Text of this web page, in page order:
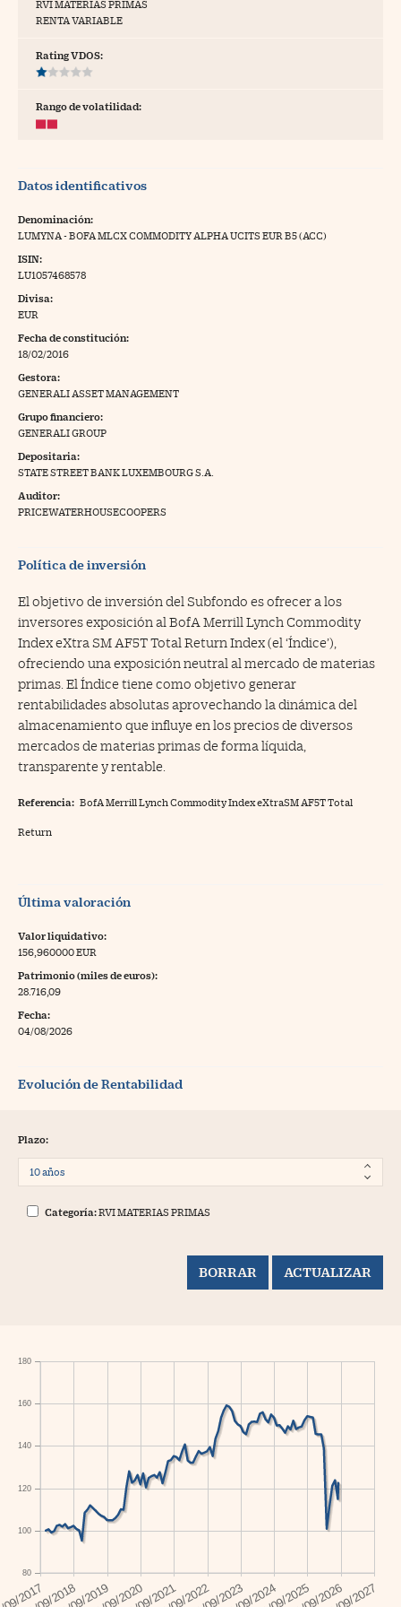
Pyme
Trading
a Cinco Días
RVI MATERIAS PRIMAS
RENTA VARIABLE
Rating VDOS:
Rango de volatilidad:
Datos identificativos
Denominación:
LUMYNA - BOFA MLCX COMMODITY ALPHA UCITS EUR B5 (ACC)
ISIN:
LU1057468578
Divisa:
EUR
Fecha de constitución:
18/02/2016
Gestora:
GENERALI ASSET MANAGEMENT
Grupo financiero:
GENERALI GROUP
Depositaria:
STATE STREET BANK LUXEMBOURG S.A.
Auditor:
PRICEWATERHOUSECOOPERS
Política de inversión
El objetivo de inversión del Subfondo es ofrecer a los
inversores exposición al BofA Merrill Lynch Commodity
Index eXtra SM AF5T Total Return Index (el ‘Índice’),
ofreciendo una exposición neutral al mercado de materias
primas. El Índice tiene como objetivo generar
rentabilidades absolutas aprovechando la dinámica del
almacenamiento que influye en los precios de diversos
mercados de materias primas de forma líquida,
transparente y rentable.
Referencia: BofA Merrill Lynch Commodity Index eXtraSM AF5T Total
Return
Última valoración
Valor liquidativo:
156,960000 EUR
Patrimonio (miles de euros):
28.716,09
Fecha:
04/08/2026
Evolución de Rentabilidad
Plazo:
Categoría:RVI MATERIAS PRIMAS
80
100
120
140
160
180